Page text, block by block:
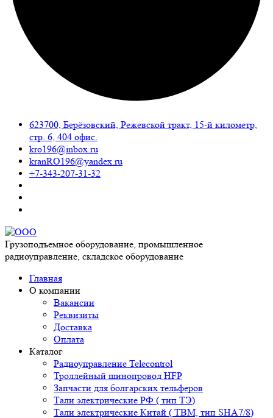
623700, Берёзовский, Режевской тракт, 15-й километр,
стр. 6, 404 офис.
kro196@inbox.ru
kranRO196@yandex.ru
+7-343-207-31-32
Грузоподъемное оборудование, промышленное
радиоуправление, складское оборудование
Главная
О компании
Вакансии
Реквизиты
Доставка
Оплата
Каталог
Радиоуправление Telecontrol
Троллейный шинопровод HFP
Запчасти для болгарских тельферов
Тали электрические РФ ( тип ТЭ)
Тали электрические Китай ( TBM, тип SHA7/8)